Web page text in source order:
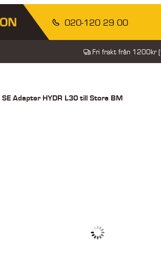
020-120 29 00
Fri frakt från 1200kr
SE Adapter HYDR L30 till Stora BM